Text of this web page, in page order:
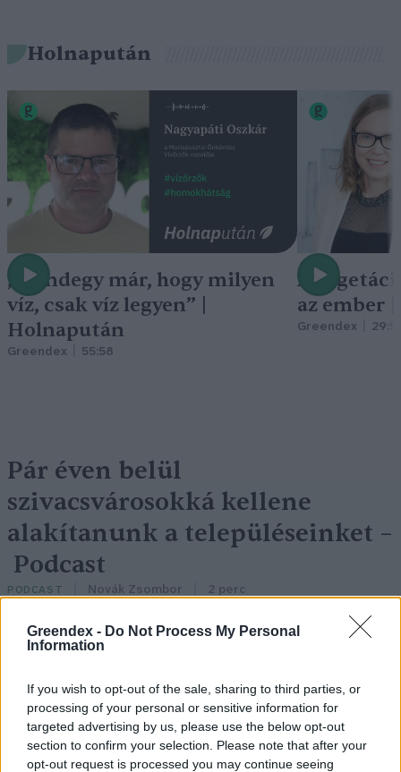
Greendex - Do Not Process My Personal
Information
If you wish to opt-out of the sale, sharing to third parties, or
processing of your personal or sensitive information for
targeted advertising by us, please use the below opt-out
section to confirm your selection. Please note that after your
opt-out request is processed you may continue seeing
Holnapután
„Mindegy már, hogy milyen
víz, csak víz legyen” |
Holnapután
Greendex 55:58
A
az ember
Greendex
Pár éven belül
szivacsvárosokká kellene
alakítanunk a településeinket –
Podcast
PODCAST Novák Zsombor 2 perc